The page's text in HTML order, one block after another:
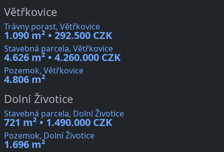
Větřkovice
Trávny porast, Větřkovice
1.090 m² • 292.500 CZK
Stavebná parcela, Větřkovice
4.626 m² • 4.260.000 CZK
Pozemok, Větřkovice
4.806 m²
Dolní Životice
Stavebná parcela, Dolní Životice
721 m² • 1.490.000 CZK
Pozemok, Dolní Životice
1.696 m²